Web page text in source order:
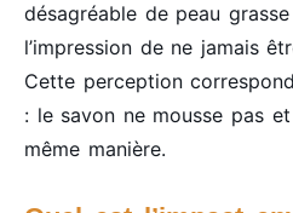
désagréable de peau
l’impression de ne jamais
Cette perception
: le savon ne mousse pas
même manière.